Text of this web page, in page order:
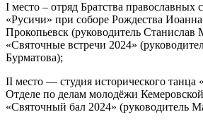
I место – отряд Братства
«Русичи» при соборе Рождества
Прокопьевск (руководитель Станислав
«Святочные встречи 2024»
Бурматова);
II место — студия исторического танца
Отделе по делам молодёжи
«Святочный бал 2024» (руководитель